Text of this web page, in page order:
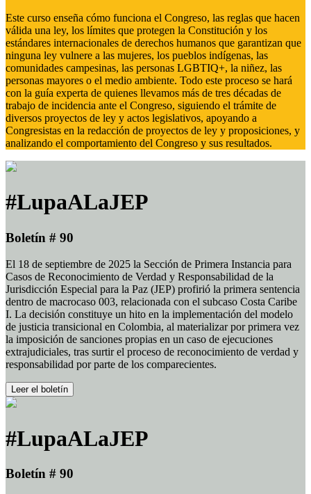
Este curso enseña cómo funciona el Congreso, las reglas que hacen
válida una ley, los límites que protegen la Constitución y los
estándares internacionales de derechos humanos que garantizan que
ninguna ley vulnere a las mujeres, los pueblos indígenas, las
comunidades campesinas, las personas LGBTIQ+, la niñez, las
personas mayores o el medio ambiente. Todo este proceso se hará
con la guía experta de quienes llevamos más de tres décadas de
trabajo de incidencia ante el Congreso, siguiendo el trámite de
diversos proyectos de ley y actos legislativos, apoyando a
Congresistas en la redacción de proyectos de ley y proposiciones, y
analizando el comportamiento del Congreso y sus resultados.
#LupaALaJEP
Boletín # 90
El 18 de septiembre de 2025 la Sección de Primera Instancia para
Casos de Reconocimiento de Verdad y Responsabilidad de la
Jurisdicción Especial para la Paz (JEP) profirió la primera sentencia
dentro de macrocaso 003, relacionada con el subcaso Costa Caribe
I. La decisión constituye un hito en la implementación del modelo
de justicia transicional en Colombia, al materializar por primera vez
la imposición de sanciones propias en un caso de ejecuciones
extrajudiciales, tras surtir el proceso de reconocimiento de verdad y
responsabilidad por parte de los comparecientes.
Leer el boletín
#LupaALaJEP
Boletín # 90